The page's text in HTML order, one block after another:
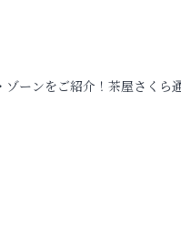
ーンをご紹介！茶屋さくら